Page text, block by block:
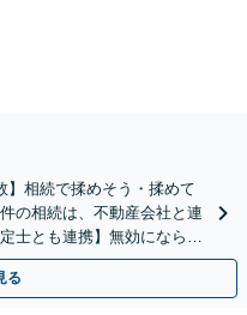
】相続で揉めそう・揉めて
の相続は、不動産会社と連
士とも連携】無効にならな
る